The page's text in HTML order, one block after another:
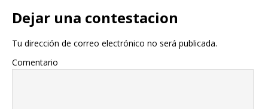
Dejar una contestacion
Tu dirección de correo electrónico no será publicada.
Comentario